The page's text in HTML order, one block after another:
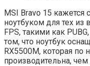
MSI Bravo 15
ноутбуком для тех из
FPS, такими как
том, что ноутбук
RX5500M, которая
производительна,